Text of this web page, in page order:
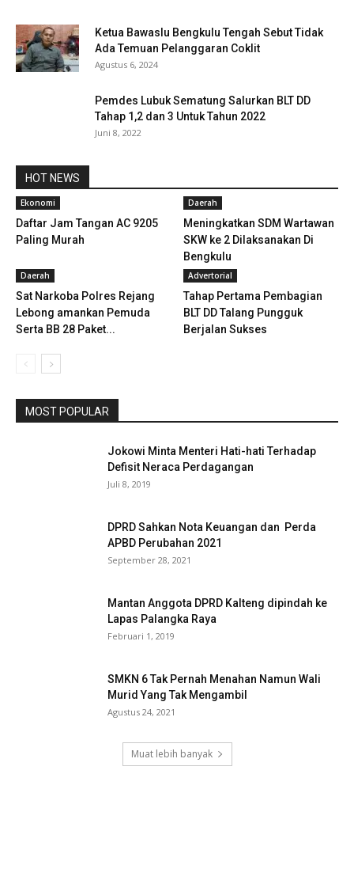
Ketua Bawaslu Bengkulu Tengah Sebut Tidak
Ada Temuan Pelanggaran Coklit
Agustus 6, 2024
Pemdes Lubuk Sematung Salurkan BLT DD
Tahap 1,2 dan 3 Untuk Tahun 2022
Juni 8, 2022
HOT NEWS
Ekonomi
Daftar Jam Tangan AC 9205
Paling Murah
Daerah
Meningkatkan SDM Wartawan
SKW ke 2 Dilaksanakan Di
Bengkulu
Daerah
Sat Narkoba Polres Rejang
Lebong amankan Pemuda
Serta BB 28 Paket...
Advertorial
Tahap Pertama Pembagian
BLT DD Talang Pungguk
Berjalan Sukses
MOST POPULAR
Jokowi Minta Menteri Hati-hati Terhadap
Defisit Neraca Perdagangan
Juli 8, 2019
DPRD Sahkan Nota Keuangan dan Perda
APBD Perubahan 2021
September 28, 2021
Mantan Anggota DPRD Kalteng dipindah ke
Lapas Palangka Raya
Februari 1, 2019
SMKN 6 Tak Pernah Menahan Namun Wali
Murid Yang Tak Mengambil
Agustus 24, 2021
Muat lebih banyak